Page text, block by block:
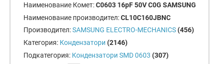
Наименование Комет:C0603 16pF 50V C0G SAMSUNG
Наименование производител:CL10C160JBNC
Производител:SAMSUNG ELECTRO-MECHANICS (456)
Категория: Кондензатори (2146)
Подкатегория: Кондензатори SMD 0603 (307)